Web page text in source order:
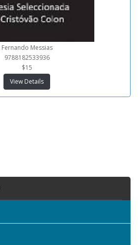
Fernando Messias
9788182533936
$15
View Details